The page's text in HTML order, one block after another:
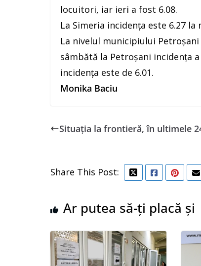
locuitori, iar ieri a fost 6.08.
La Simeria incidența este 6.27
La nivelul municipiului
sâmbătă la Petroșani incidența
incidența este de 6.01.
Monika Baciu
Situaţia la frontieră, în ultimele
Share This Post:
Ar putea să-ți placă și